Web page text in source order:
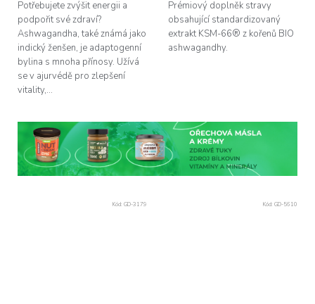
Potřebujete zvýšit energii a
podpořit své zdraví?
Ashwagandha, také známá jako
indický ženšen, je adaptogenní
bylina s mnoha přínosy. Užívá
se v ajurvédě pro zlepšení
vitality,...
Prémiový doplněk stravy
obsahující standardizovaný
extrakt KSM-66® z kořenů BIO
ashwagandhy.
Kód: GD-3179 Kód: GD-5610